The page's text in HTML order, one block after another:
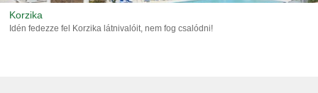
Korzika
Idén fedezze fel Korzika látnivalóit, nem fog csalódni!